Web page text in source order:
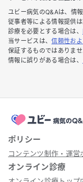
ユビー病気のQ&Aは、情
従事者等による情報提供
診療を必要とする場合は、
当サービスは、信頼性お
保証するものではありませ
情報に誤りがある場合は、
ポリシー
コンテンツ制作・運営
オンライン診療